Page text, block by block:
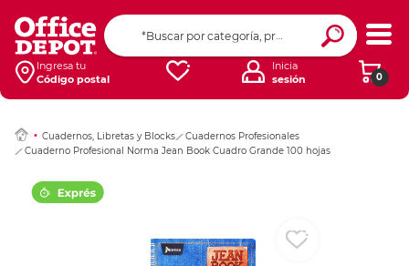
Ingresa tu
Código postal
0
Inicia
sesión
Cuadernos, Libretas y Blocks
Cuadernos Profesionales
Cuaderno Profesional Norma Jean Book Cuadro Grande 100 hojas
Ingresar Codigo